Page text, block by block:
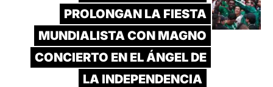
PROLONGAN LA FIESTA
MUNDIALISTA CON MAGNO
CONCIERTO EN EL ÁNGEL DE
LA INDEPENDENCIA